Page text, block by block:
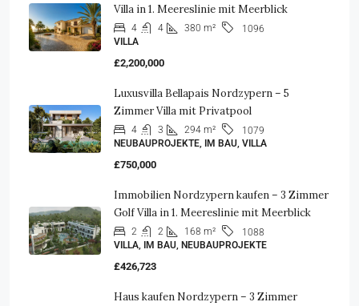
Villa in 1. Meereslinie mit Meerblick
4 4 380 m²
1096
VILLA
£2,200,000
Luxusvilla Bellapais Nordzypern – 5
Zimmer Villa mit Privatpool
4 3 294 m²
1079
NEUBAUPROJEKTE, IM BAU, VILLA
£750,000
Immobilien Nordzypern kaufen – 3 Zimmer
Golf Villa in 1. Meereslinie mit Meerblick
2 2 168 m²
1088
VILLA, IM BAU, NEUBAUPROJEKTE
£426,723
Haus kaufen Nordzypern – 3 Zimmer